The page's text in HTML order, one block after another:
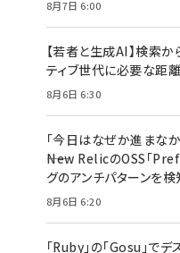
8月7日 6:00
【若者と生成AI】検索
ティブ世代に必要な距
8月6日 6:30
「今日はなぜか進まな
――New RelicのOSS「
グのアンチパターンを検
8月6日 6:20
「Ruby」の「Gosu」で